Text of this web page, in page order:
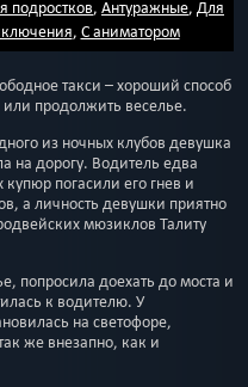
подростков, Антуражные, Для
, С аниматором
такси – хороший способ
или продолжить веселье.
из ночных клубов девушка
на дорогу. Водитель едва
погасили его гнев и
а личность девушки приятно
мюзиклов Талиту
попросила доехать до моста и
к водителю. У
на светофоре,
же внезапно, как и